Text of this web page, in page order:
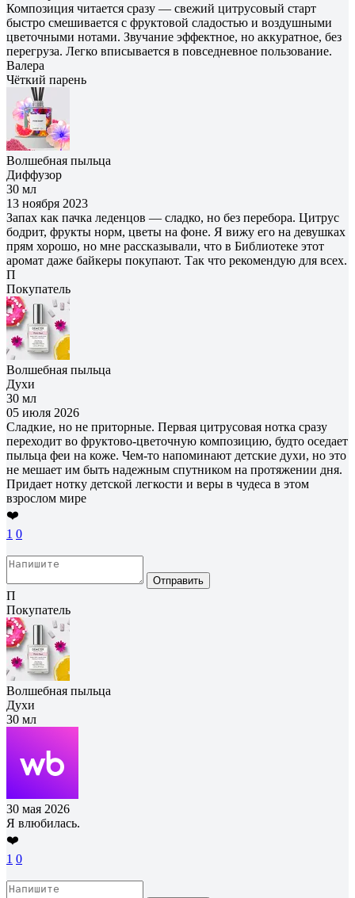
Композиция читается сразу — свежий цитрусовый старт
быстро смешивается с фруктовой сладостью и воздушными
цветочными нотами. Звучание эффектное, но аккуратное, без
перегруза. Легко вписывается в повседневное пользование.
Валера
Чёткий парень
Волшебная пыльца
Диффузор
30 мл
13 ноября 2023
Запах как пачка леденцов — сладко, но без перебора. Цитрус
бодрит, фрукты норм, цветы на фоне. Я вижу его на девушках
прям хорошо, но мне рассказывали, что в Библиотеке этот
аромат даже байкеры покупают. Так что рекомендую для всех.
П
Покупатель
Волшебная пыльца
Духи
30 мл
05 июля 2026
Сладкие, но не приторные. Первая цитрусовая нотка сразу
переходит во фруктово-цветочную композицию, будто оседает
пыльца феи на коже. Чем-то напоминают детские духи, но это
не мешает им быть надежным спутником на протяжении дня.
Придает нотку детской легкости и веры в чудеса в этом
взрослом мире
❤️
1 0
Отправить
П
Покупатель
Волшебная пыльца
Духи
30 мл
30 мая 2026
Я влюбилась.
❤️
1 0